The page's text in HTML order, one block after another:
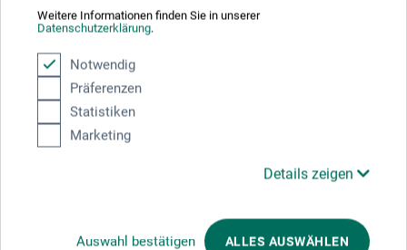
Weitere Informationen finden Sie in unserer
Datenschutzerklärung.
Notwendig
Präferenzen
Statistiken
Marketing
Details zeigen
Auswahl bestätigen ALLES AUSWÄHLEN
Kunden kauften auch